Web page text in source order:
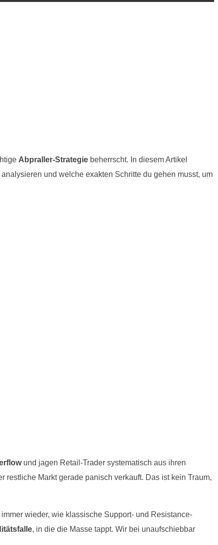
Abpraller-Strategie beherrscht. In diesem Artikel
und welche exakten Schritte du gehen musst, um
und jagen Retail-Trader systematisch aus ihren
restliche Markt gerade panisch verkauft. Das ist kein Traum,
wieder, wie klassische Support- und Resistance-
, in die die Masse tappt. Wir bei unaufschiebbar